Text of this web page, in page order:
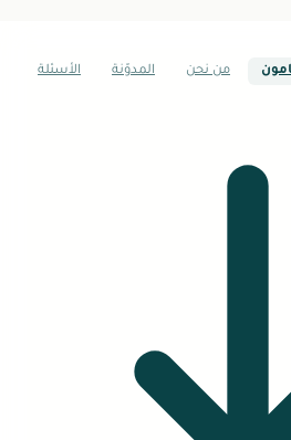
من نحن المدوّنة
الأسئلة